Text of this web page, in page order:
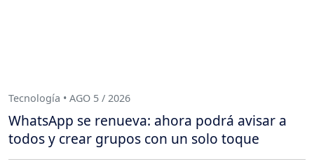
Tecnología • AGO 5 / 2026
WhatsApp se renueva: ahora podrá avisar a
todos y crear grupos con un solo toque